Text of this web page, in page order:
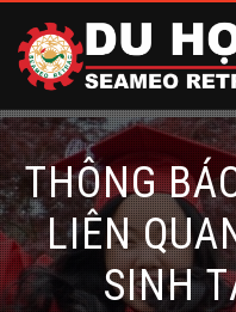
THÔNG
LIÊN
SINH